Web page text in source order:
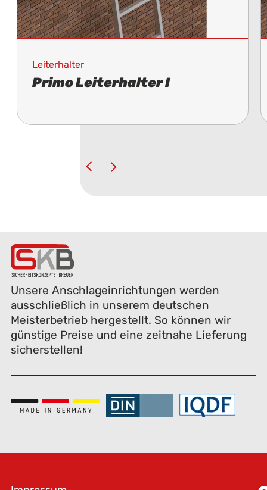
Leiterhalter
Primo Leiterhalter I
Unsere Anschlageinrichtungen werden
ausschließlich in unserem deutschen
Meisterbetrieb hergestellt. So können wir
günstige Preise und eine zeitnahe Lieferung
sicherstellen!